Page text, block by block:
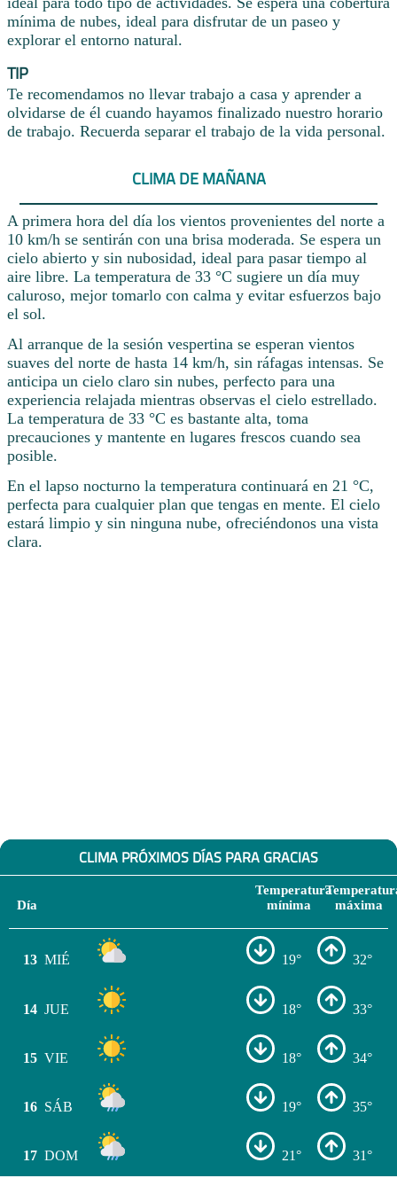
mínima de nubes, ideal para disfrutar de un paseo y
explorar el entorno natural.
TIP
Te recomendamos no llevar trabajo a casa y aprender a
olvidarse de él cuando hayamos finalizado nuestro horario
de trabajo. Recuerda separar el trabajo de la vida personal.
CLIMA DE MAÑANA
A primera hora del día los vientos provenientes del norte a
10 km/h se sentirán con una brisa moderada. Se espera un
cielo abierto y sin nubosidad, ideal para pasar tiempo al
aire libre. La temperatura de 33 °C sugiere un día muy
caluroso, mejor tomarlo con calma y evitar esfuerzos bajo
el sol.
Al arranque de la sesión vespertina se esperan vientos
suaves del norte de hasta 14 km/h, sin ráfagas intensas. Se
anticipa un cielo claro sin nubes, perfecto para una
experiencia relajada mientras observas el cielo estrellado.
La temperatura de 33 °C es bastante alta, toma
precauciones y mantente en lugares frescos cuando sea
posible.
En el lapso nocturno la temperatura continuará en 21 °C,
perfecta para cualquier plan que tengas en mente. El cielo
estará limpio y sin ninguna nube, ofreciéndonos una vista
clara.
CLIMA PRÓXIMOS DÍAS PARA GRACIAS
Día
Temperatura
mínima
máxima
13 MIÉ 19° 32°
14 JUE 18° 33°
15 VIE 18° 34°
16 SÁB 19° 35°
17 DOM 21° 31°